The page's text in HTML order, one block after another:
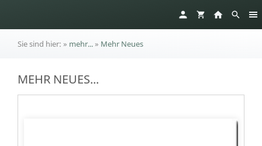
Sie sind hier: » mehr...» Mehr Neues
MEHR NEUES...